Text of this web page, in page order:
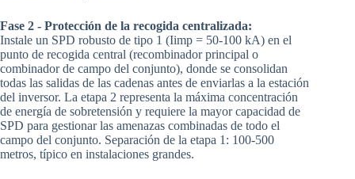
Fase 2 - Protección de la recogida centralizada:
Instale un SPD robusto de tipo 1 (Iimp = 50-100 kA) en el
punto de recogida central (recombinador principal o
combinador de campo del conjunto), donde se consolidan
todas las salidas de las cadenas antes de enviarlas a la estación
del inversor. La etapa 2 representa la máxima concentración
de energía de sobretensión y requiere la mayor capacidad de
SPD para gestionar las amenazas combinadas de todo el
campo del conjunto. Separación de la etapa 1: 100-500
metros, típico en instalaciones grandes.